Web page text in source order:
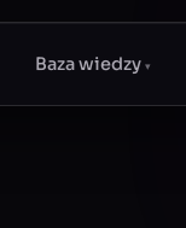
Baza wiedzy▾